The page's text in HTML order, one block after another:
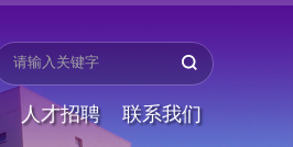
人才招聘 联系我们